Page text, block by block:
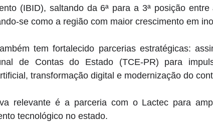
(IBID), saltando da 6ª para a 3ª posição
se como a região com maior crescimento em
tem fortalecido parcerias estratégicas:
de Contas do Estado (TCE-PR) para
transformação digital e modernização do
relevante é a parceria com o Lactec para
tecnológico no estado.